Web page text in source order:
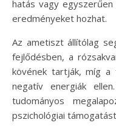
hatás vagy egyszerűen
eredményeket hozhat.
Az ametiszt állítólag
fejlődésben, a
kövének tartják, míg
negatív energiák
tudományos
pszichológiai